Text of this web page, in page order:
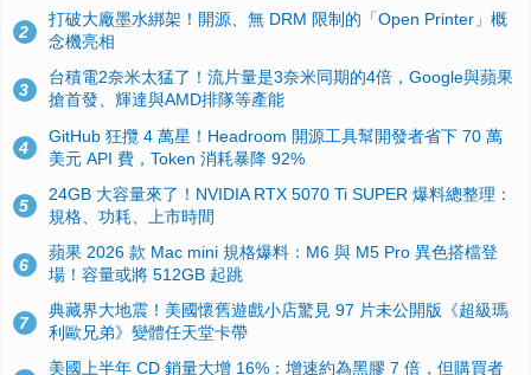
2
打破大廠墨水綁架！開源、無 DRM 限制的「Open Printer」概
念機亮相
3
台積電2奈米太猛了！流片量是3奈米同期的4倍，Google與蘋果
搶首發、輝達與AMD排隊等產能
4
GitHub 狂攬 4 萬星！Headroom 開源工具幫開發者省下 70 萬
美元 API 費，Token 消耗暴降 92%
5
24GB 大容量來了！NVIDIA RTX 5070 Ti SUPER 爆料總整理：
規格、功耗、上市時間
6
蘋果 2026 款 Mac mini 規格爆料：M6 與 M5 Pro 異色搭檔登
場！容量或將 512GB 起跳
7
典藏界大地震！美國懷舊遊戲小店驚見 97 片未公開版《超級瑪
利歐兄弟》變體任天堂卡帶
美國上半年 CD 銷量大增 16%：增速約為黑膠 7 倍，但購買者